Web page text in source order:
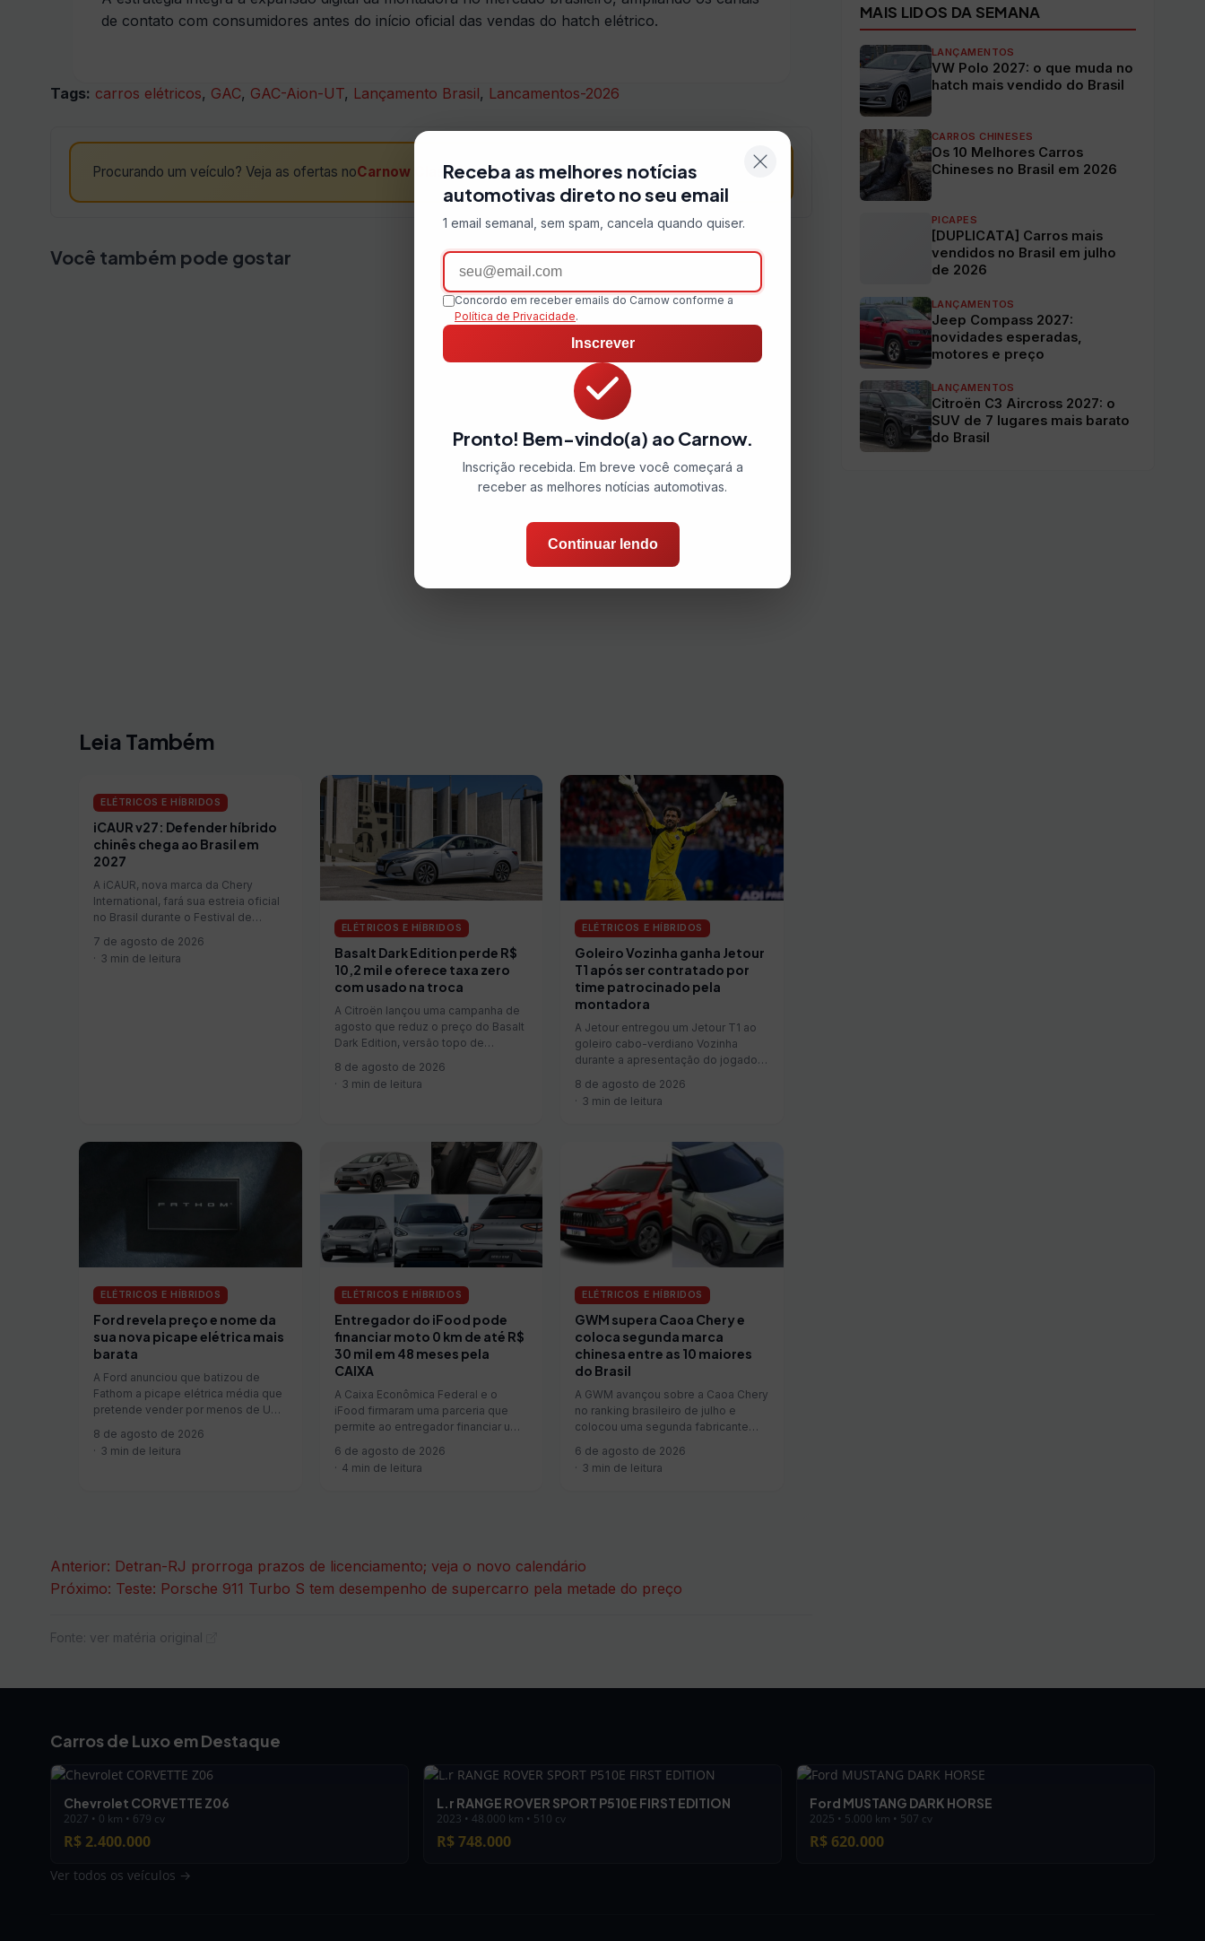
de contato com consumidores antes do início oficial das vendas do hatch elétrico.
Tags: carros elétricos, GAC, GAC-Aion-UT, Lançamento Brasil, Lancamentos-2026
Procurando um veículo? Veja as ofertas noCarnow Classificados→
Você também pode gostar
Leia Também
ELÉTRICOS E HÍBRIDOS
iCAUR v27: Defender híbrido
chinês chega ao Brasil em
2027
A iCAUR, nova marca da Chery
International, fará sua estreia oficial
no Brasil durante o Festival de
em São Paulo. A empresa será
focada em SUVs eletrificados de
7 de agosto de 2026
3 min de leitura
ELÉTRICOS E HÍBRIDOS
Basalt Dark Edition perde R$
10,2 mil e oferece taxa zero
com usado na troca
A Citroën lançou uma campanha de
agosto que reduz o preço do Basalt
Dark Edition, versão topo de…
8 de agosto de 2026
3 min de leitura
ELÉTRICOS E HÍBRIDOS
Goleiro Vozinha ganha Jetour
T1 após ser contratado por
time patrocinado pela
montadora
A Jetour entregou um Jetour T1 ao
goleiro cabo-verdiano Vozinha
durante a apresentação do jogador
8 de agosto de 2026
3 min de leitura
ELÉTRICOS E HÍBRIDOS
Ford revela preço e nome da
sua nova picape elétrica mais
barata
A Ford anunciou que batizou de
Fathom a picape elétrica média que
pretende vender por menos de US$
8 de agosto de 2026
3 min de leitura
ELÉTRICOS E HÍBRIDOS
Entregador do iFood pode
financiar moto 0 km de até R$
30 mil em 48 meses pela
CAIXA
A Caixa Econômica Federal e o
iFood firmaram uma parceria que
permite ao entregador financiar uma
6 de agosto de 2026
4 min de leitura
ELÉTRICOS E HÍBRIDOS
GWM supera Caoa Chery e
coloca segunda marca
chinesa entre as 10 maiores
do Brasil
A GWM avançou sobre a Caoa Chery
no ranking brasileiro de julho e
colocou uma segunda fabricante
6 de agosto de 2026
3 min de leitura
Navegação
de
Post
Anterior: Detran-RJ prorroga prazos de licenciamento; veja o novo calendário
Próximo: Teste: Porsche 911 Turbo S tem desempenho de supercarro pela metade do preço
Fonte: ver matéria original
MAIS LIDOS DA SEMANA
LANÇAMENTOS
VW Polo 2027: o que muda no
hatch mais vendido do Brasil
CARROS CHINESES
Os 10 Melhores Carros
Chineses no Brasil em 2026
PICAPES
[DUPLICATA] Carros mais
vendidos no Brasil em julho
de 2026
LANÇAMENTOS
Jeep Compass 2027:
novidades esperadas,
motores e preço
LANÇAMENTOS
Citroën C3 Aircross 2027: o
SUV de 7 lugares mais barato
do Brasil
Carros de Luxo em Destaque
Chevrolet CORVETTE Z06
2027 • 0 km • 679 cv
R$ 2.400.000
L.r RANGE ROVER SPORT P510E FIRST EDITION
2023 • 48.000 km • 510 cv
R$ 748.000
Ford MUSTANG DARK HORSE
2025 • 5.000 km • 507 cv
R$ 620.000
Ver todos os veículos →
Receba as melhores notícias
automotivas direto no seu email
1 email semanal, sem spam, cancela quando quiser.
Email
Concordo em receber emails do Carnow conforme a
Política de Privacidade.
Inscrever
Pronto! Bem-vindo(a) ao Carnow.
Inscrição recebida. Em breve você começará a
receber as melhores notícias automotivas.
Continuar lendo